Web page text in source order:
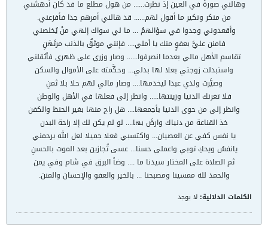
وهالني صورةٌ في العين إذ نظرت...... من هول مطلع ما قد كان أدهشني
من منكر ونكير ما أقول لهم...... قد هالني أمرهم جدا فأفزعني.
وأقعدوني وجدوا في سؤالهمُ ... ما لي سواك إلهي منْ يُخلصني
فامنن عليَّ بعفوٍ منك يا أملي.... فإنني موثقٌ بالذنب مرتَهَنِ
تقاسم الأهل مالي بعدما انصرفوا...... وصار وزري على ظهري فأثقلني
واستبدلت زوجتي بعلا لها بدلي... وحكَّمته على الأموال والسكن
وصيَّرت ولدي عبدا ليخدمها.... وصار مالي لهم حلا بلا ثمنِ
فلا تغرنك الدنيا وزينتها..... وانظر إلى فعلها في الأهل والوطن
وانظر إلى من حوى الدنيا بأجمعها.... هل راح منها بغير الحنظ والكفن
خذ القناعة من دنياك وارضَ بها.... لو لم يكن لك إلا راحة البدن
يا نفس كفي عن العصيان... واكتسبي فعلا جميلا لعل الله يرحمني
يانفسُ ويحكِ توبي واعملي حسنا... عسى تُجازين بعد الموت بالحسنِ
ثم الصلاة على المختار سيدنا ما .... وضأ البرق في شام وفي يمن
والحمد لله ممسينا ومصبحنا ... بالخير والعفو والإحسان والمنن.
الكلمات الدلالية: لا يوجد